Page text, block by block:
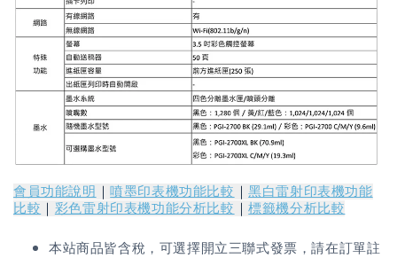
會員功能說明 ｜噴墨印表機功能比較 ｜黑白雷射印表機功能
比較 ｜ 彩色雷射印表機功能分析比較 ｜標籤機分析比較
本站商品皆含稅，可選擇開立三聯式發票，請在訂單註